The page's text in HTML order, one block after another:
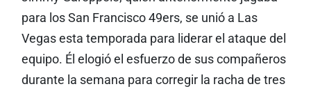
para los San Francisco 49ers, se unió a Las
Vegas esta temporada para liderar el ataque del
equipo. Él elogió el esfuerzo de sus compañeros
durante la semana para corregir la racha de tres